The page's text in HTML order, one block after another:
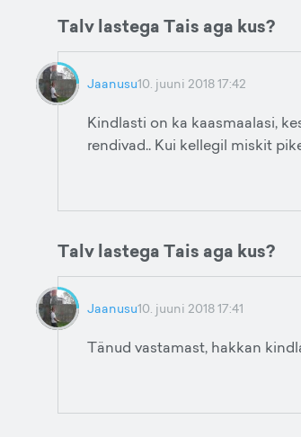
Talv lastega Tais aga kus?
Jaanusu10. juuni 2018 17:42
Kindlasti on ka kaasmaalasi,
rendivad.. Kui kellegil miskit
Talv lastega Tais aga kus?
Jaanusu10. juuni 2018 17:41
Tänud vastamast, hakkan